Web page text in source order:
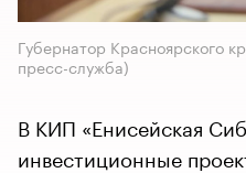
Губернатор Красноярского
пресс-служба)
В КИП «Енисейская
инвестиционные